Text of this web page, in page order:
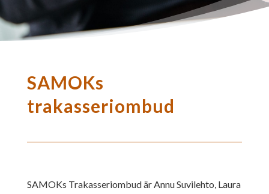
SAMOKs
trakasseriombud
SAMOKs Trakasseriombud är Annu Suvilehto, Laura